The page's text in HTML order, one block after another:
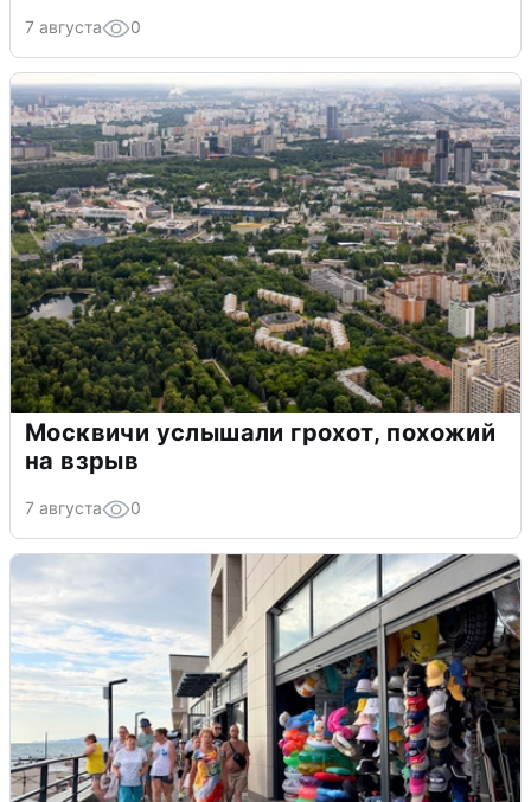
7 августа 0
Москвичи услышали грохот, похожий
на взрыв
7 августа 0